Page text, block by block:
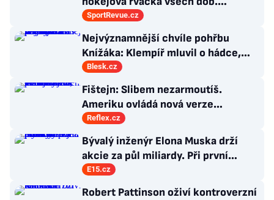
Nepadla v ní ani rána
SportRevue.cz
Nejvýznamnější chvíle pohřbu
Knížáka: Klempíř mluvil o hádce,
Klaus vzýval rebelství a přišla i Sára
Saudková
Blesk.cz
Fištejn: Slibem nezarmoutíš.
Ameriku ovládá nová verze
komunismu, která chce měnit
zajeté pořádky
Reflex.cz
Bývalý inženýr Elona Muska drží
akcie za půl miliardy. Při první
příležitosti je pošle do světa
E15.cz
Robert Pattinson oživí kontroverzní